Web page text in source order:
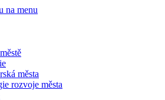
na menu
města
rozvoje města